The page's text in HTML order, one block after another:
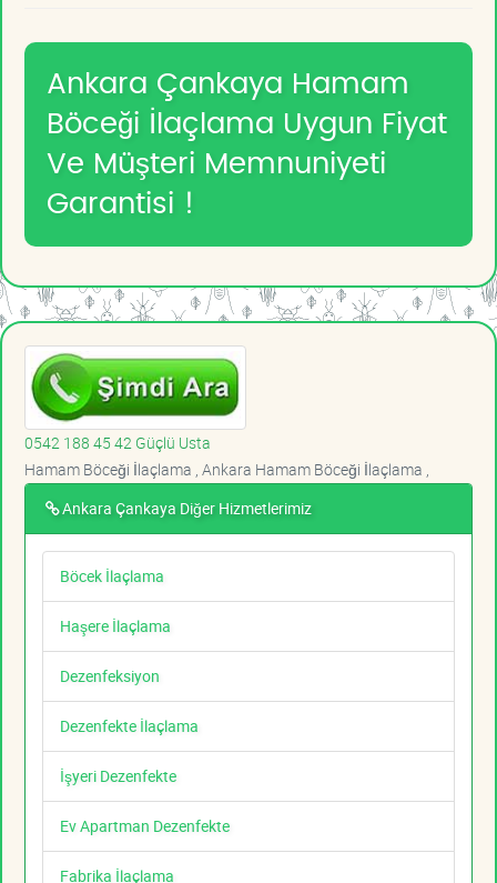
Ankara Çankaya Hamam
Böceği İlaçlama Uygun Fiyat
Ve Müşteri Memnuniyeti
Garantisi !
0542 188 45 42 Güçlü Usta
Hamam Böceği İlaçlama , Ankara Hamam Böceği İlaçlama ,
Ankara Çankaya Diğer Hizmetlerimiz
Böcek İlaçlama
Haşere İlaçlama
Dezenfeksiyon
Dezenfekte İlaçlama
İşyeri Dezenfekte
Ev Apartman Dezenfekte
Fabrika İlaçlama